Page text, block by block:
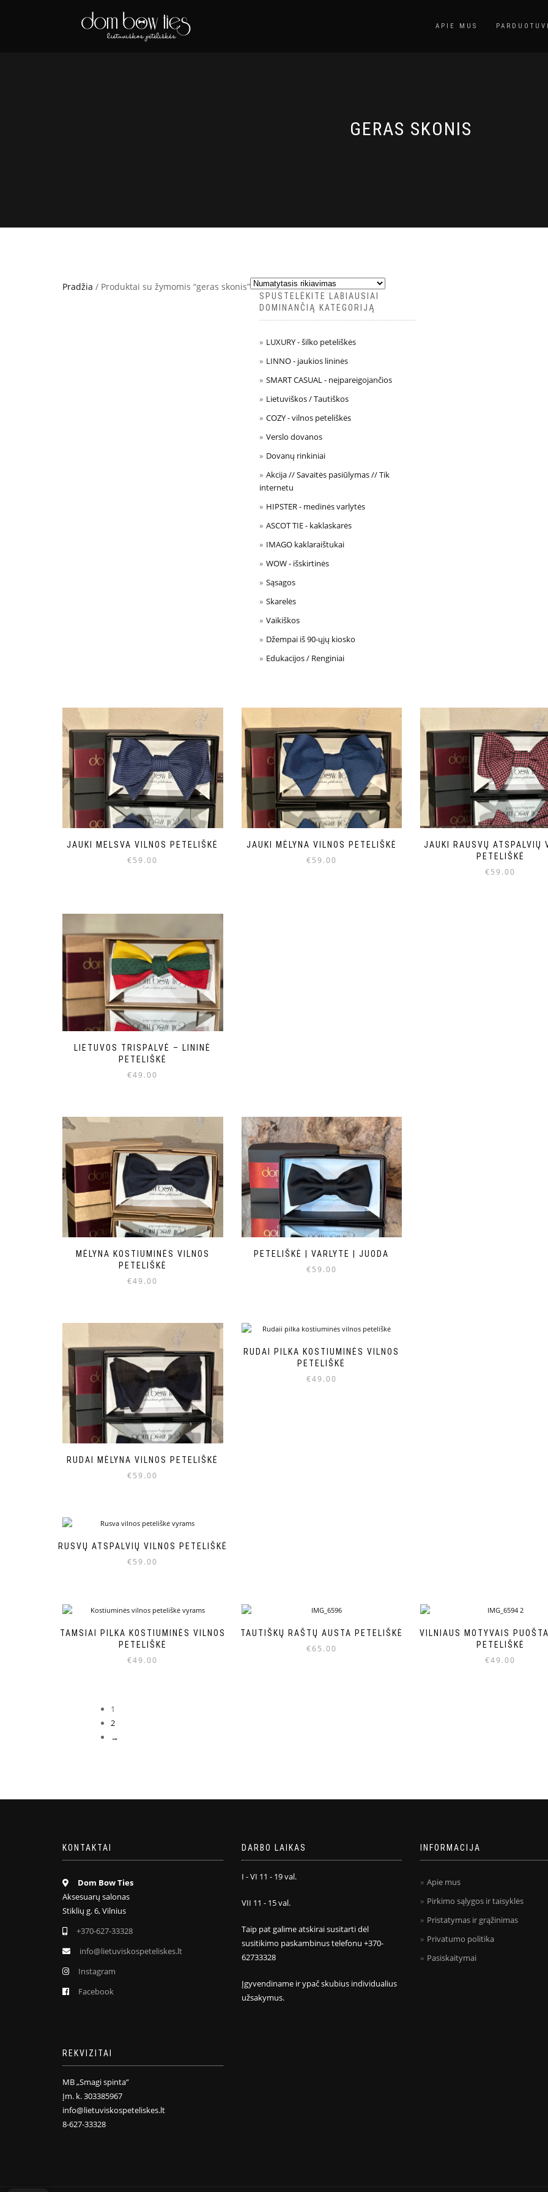
APIE MUS
GERAS SKONIS
Pradžia / Produktai su žymomis “geras skonis”
SPUSTELĖKITE LABIAUSIAI
DOMINANČIĄ KATEGORIJĄ
LUXURY - šilko peteliškės
LINNO - jaukios lininės
SMART CASUAL - neįpareigojančios
Lietuviškos / Tautiškos
COZY - vilnos peteliškės
Verslo dovanos
Dovanų rinkiniai
Akcija // Savaitės pasiūlymas // Tik
internetu
HIPSTER - medinės varlytės
ASCOT TIE - kaklaskarės
IMAGO kaklaraištukai
WOW - išskirtinės
Sąsagos
Skarelės
Vaikiškos
Džempai iš 90-ųjų kiosko
Edukacijos / Renginiai
JAUKI MELSVA VILNOS PETELIŠKĖ
€59.00
JAUKI MĖLYNA VILNOS PETELIŠKĖ
€59.00
JAUKI RAUSVŲ ATSPALVIŲ
PETELIŠKĖ
€59.00
LIETUVOS TRISPALVĖ – LININĖ
PETELIŠKĖ
€49.00
MĖLYNA KOSTIUMINĖS VILNOS
PETELIŠKĖ
€49.00
PETELIŠKĖ | VARLYTE | JUODA
€59.00
RUDAI MĖLYNA VILNOS PETELIŠKĖ
€59.00
RUDAI PILKA KOSTIUMINĖS VILNOS
PETELIŠKĖ
€49.00
RUSVŲ ATSPALVIŲ VILNOS PETELIŠKĖ
€59.00
TAMSIAI PILKA KOSTIUMINĖS VILNOS
PETELIŠKĖ
€49.00
TAUTIŠKŲ RAŠTŲ AUSTA PETELIŠKĖ
€65.00
VILNIAUS MOTYVAIS
PETELIŠKĖ
€49.00
1
2
→
KONTAKTAI
Dom Bow Ties
Aksesuarų salonas
Stiklių g. 6, Vilnius
+370-627-33328
info@lietuviskospeteliskes.lt
Instagram
Facebook
REKVIZITAI
MB „Smagi spinta”
Įm. k. 303385967
info@lietuviskospeteliskes.lt
8-627-33328
DARBO LAIKAS
I - VI 11 - 19 val.
VII 11 - 15 val.
Taip pat galime atskirai susitarti dėl
susitikimo paskambinus telefonu +370-
62733328
Įgyvendiname ir ypač skubius individualius
užsakymus.
INFORMACIJA
Apie mus
Pirkimo sąlygos ir taisyklės
Pristatymas ir grąžinimas
Privatumo politika
Pasiskaitymai